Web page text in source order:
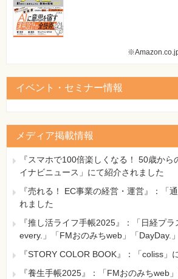
イベント・セミナー情報
メディア掲載情報
『スマホで100倍楽しくなる！ 50歳か
イナビニュース」にて紹介されました
『売れる！ EC事業の経営・運営』：「
れました
『推し活ライフ手帳2025』：「日経プ
every.」「FMおのみちweb」「DayDay.
『STORY COLOR BOOK』：「coliss」
『養生手帳2025』：「FMおのみちweb